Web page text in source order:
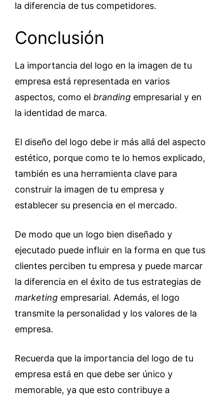
la diferencia de tus competidores.
Conclusión
La importancia del logo en la imagen de tu
empresa está representada en varios
aspectos, como el branding empresarial y en
la identidad de marca.
El diseño del logo debe ir más allá del aspecto
estético, porque como te lo hemos explicado,
también es una herramienta clave para
construir la imagen de tu empresa y
establecer su presencia en el mercado.
De modo que un logo bien diseñado y
ejecutado puede influir en la forma en que tus
clientes perciben tu empresa y puede marcar
la diferencia en el éxito de tus estrategias de
marketing empresarial. Además, el logo
transmite la personalidad y los valores de la
empresa.
Recuerda que la importancia del logo de tu
empresa está en que debe ser único y
memorable, ya que esto contribuye a